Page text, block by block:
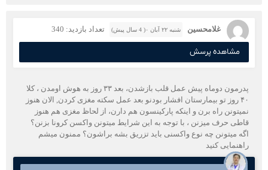
غلامحسین شنبه ۲۲ آبان ۰( 4 سال پیش) تعداد بازدید: 340
مشاهده پرسش
پدرمون دوماه پیش عمل قلب بازشدن، بعد ۳۳ روز به هوش اومدن ، کلا
۴۰ روز تو بیمارستان افشار بودنو بعد عمل سکته مغزی کردن, الان هنوز
نمیتونن راه برن و اینکه پارکینسون هم دارن، از لحاظ مغزی هم هنوز
قاطی حرف میزنن ، با توجه به این شرایط میتونن واکسن کرونا بزنن؟
اگه میتونن چه نوع واکسنی باید تزریق بشه براشون؟ ممنون میشم
راهنمایی کنید